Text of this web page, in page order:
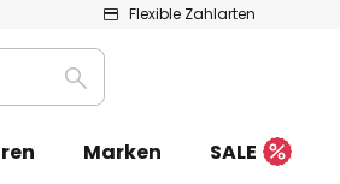
Flexible Zahlarten
Suche
Marken SALE